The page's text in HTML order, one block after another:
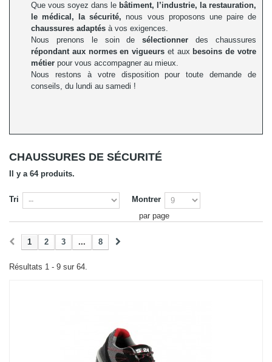
Que vous soyez dans le bâtiment, l’industrie, la restauration,
le médical, la sécurité, nous vous proposons une paire de
chaussures adaptés à vos exigences.
Nous prenons le soin desélectionner des chaussures
répondant aux normes en vigueurs et aux besoins de votre
métier pour vous accompagner au mieux.
Nous restons à votre disposition pour toutedemande de
conseils, du lundi au samedi !
CHAUSSURES DE SÉCURITÉ
Il y a 64 produits.
Tri
Montrer
par page
1 2 3 ... 8
Résultats 1 - 9 sur 64.